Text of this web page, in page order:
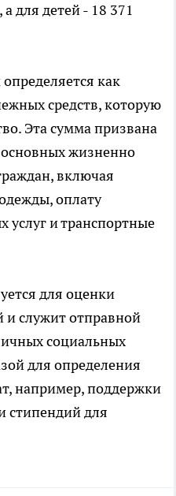
для детей - 18 371
как
средств, которую
Эта сумма призвана
жизненно
включая
оплату
и транспортные
для оценки
и служит отправной
социальных
для определения
например, поддержки
стипендий для